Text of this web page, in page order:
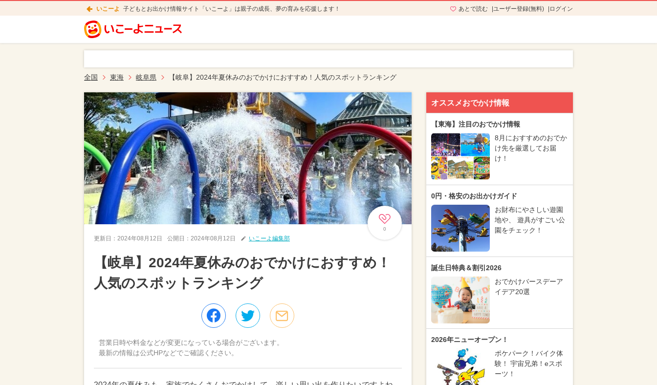
いこーよ 子どもとお出かけ情報サイト「いこーよ」は親子の成長、夢の育みを応援します！ あとで読む ユーザー登録(無料) ログイン
全国 東海 岐阜県 【岐阜】2024年夏休みのおでかけにおすすめ！人気のスポットランキング
0
更新日： 2024年08月12日 公開日： 2024年08月12日 いこーよ編集部
【岐阜】2024年夏休みのおでかけにおすすめ！
人気のスポットランキング
営業日時や料金などが変更になっている場合がございます。
最新の情報は公式HPなどでご確認ください。
オススメおでかけ情報
【東海】注目のおでかけ情報
8月におすすめのおでか
け先を厳選してお届
け！
0円・格安のお出かけガイド
お財布にやさしい遊園
地や、 遊具がすごい公
園をチェック！
誕生日特典＆割引2026
おでかけバースデーア
イデア20選
2026年ニューオープン！
ポケパーク！バイク体
験！ 宇宙兄弟！eスポ
ーツ！